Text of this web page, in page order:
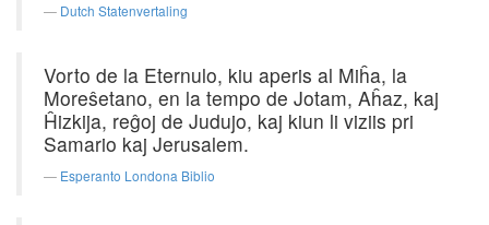
Dutch Statenvertaling
Vorto de la Eternulo, kiu aperis al Miĥa, la
Moreŝetano, en la tempo de Jotam, Aĥaz, kaj
Ĥizkija, reĝoj de Judujo, kaj kiun li viziis pri
Samario kaj Jerusalem.
Esperanto Londona Biblio